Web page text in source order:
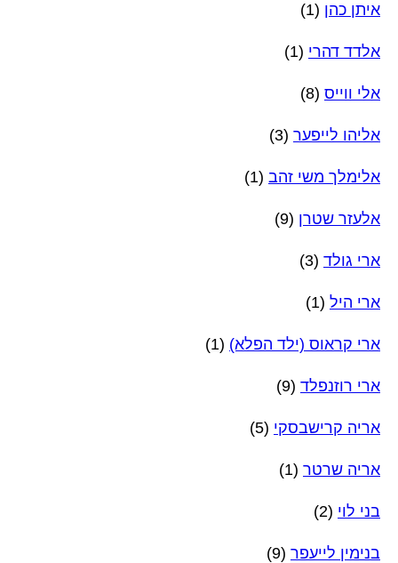
איתן כהן (1)
אלדד דהרי (1)
אלי ווייס (8)
אליהו לייפער (3)
אלימלך משי זהב (1)
אלעזר שטרן (9)
ארי גולד (3)
ארי היל (1)
ארי קראוס (ילד הפלא) (1)
ארי רוזנפלד (9)
אריה קרישבסקי (5)
אריה שרטר (1)
בני לוי (2)
בנימין לייעפר (9)